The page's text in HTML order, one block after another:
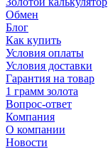
Обмен
Блог
Как купить
Условия оплаты
Условия доставки
Гарантия на товар
1 грамм золота
Вопрос-ответ
Компания
О компании
Новости